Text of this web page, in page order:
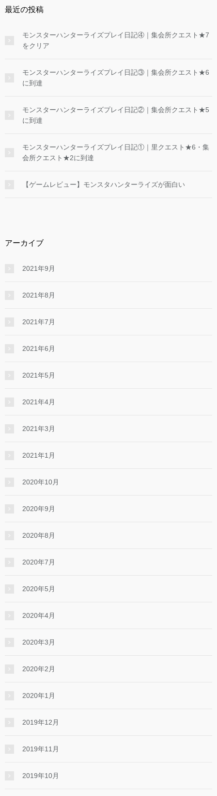
最近の投稿
モンスターハンターライズプレイ日記④｜集会所クエスト★7
をクリア
モンスターハンターライズプレイ日記③｜集会所クエスト★6
に到達
モンスターハンターライズプレイ日記②｜集会所クエスト★5
に到達
モンスターハンターライズプレイ日記①｜里クエスト★6・集
会所クエスト★2に到達
【ゲームレビュー】モンスタハンターライズが面白い
アーカイブ
2021年9月
2021年8月
2021年7月
2021年6月
2021年5月
2021年4月
2021年3月
2021年1月
2020年10月
2020年9月
2020年8月
2020年7月
2020年5月
2020年4月
2020年3月
2020年2月
2020年1月
2019年12月
2019年11月
2019年10月